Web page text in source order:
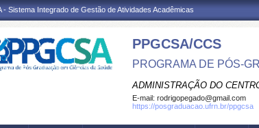
- Sistema Integrado de Gestão de Atividades Acadêmicas
PPGCSA/CCS
PROGRAMA DE PÓS-
ADMINISTRAÇÃO DO
E-mail: rodrigopegado@gmail.com
https://posgraduacao.ufrn.br/ppgcsa